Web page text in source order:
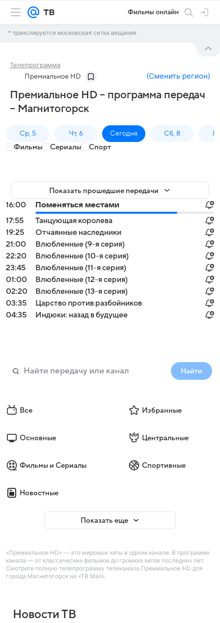
Фильмы онлайн
* транслируется московская сетка вещания
Телепрограмма
Премиальное HD (Сменить регион)
Премиальное HD – программа передач
– Магнитогорск
Ср, 5 Чт, 6 Сегодня Сб, 8
Фильмы Сериалы Спорт
Показать прошедшие передачи
16:00
Поменяться местами
17:55
Танцующая королева
19:25
Отчаянные наследники
21:00
Влюбленные (9-я серия)
22:20
Влюбленные (10-я серия)
23:45
Влюбленные (11-я серия)
01:00
Влюбленные (12-я серия)
02:20
Влюбленные (13-я серия)
03:35
Царство против разбойников
04:35
Индюки: назад в будущее
Найти
Все Избранные
Основные Центральные
Фильмы и Сериалы Спортивные
Новостные
Показать еще
«Премиальное HD» — это мировые хиты в одном канале. В программе
канала — от классических фильмов до громких хитов последних лет.
Смотрите полную телепрограмму телеканала Премиальное HD для
города Магнитогорск на «ТВ Mail».
Новости ТВ